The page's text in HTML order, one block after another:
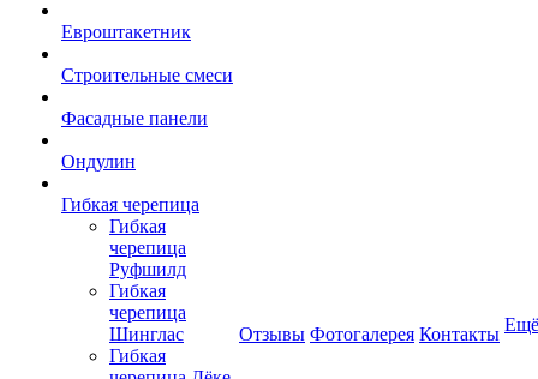
Евроштакетник
Строительные смеси
Фасадные панели
Ондулин
Гибкая черепица
Гибкая
черепица
Руфшилд
Гибкая
черепица
Шинглас
Гибкая
Отзывы Фотогалерея Контакты Ещё